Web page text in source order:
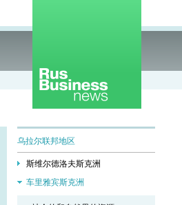
乌拉尔联邦地区
斯维尔德洛夫斯克洲
车里雅宾斯克洲